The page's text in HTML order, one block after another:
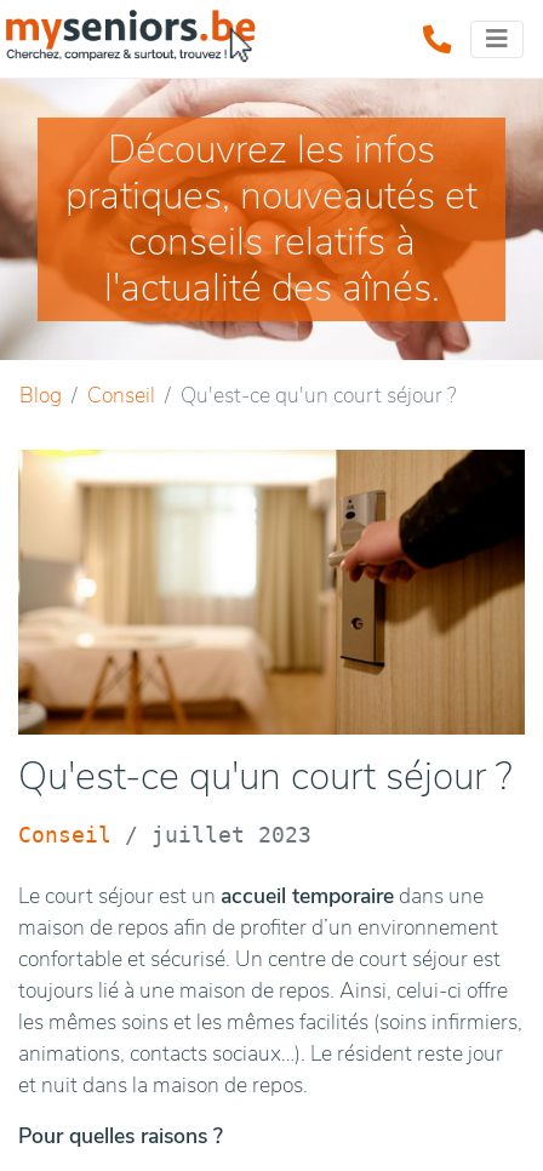
Découvrez les infos
pratiques, nouveautés et
conseils relatifs à
l'actualité des aînés.
Blog Conseil Qu'est-ce qu'un court séjour ?
Qu'est-ce qu'un court séjour ?
Conseil / juillet 2023
Le court séjour est un accueil temporaire dans une
maison de repos afin de profiter d’un environnement
confortable et sécurisé. Un centre de court séjour est
toujours lié à une maison de repos. Ainsi, celui-ci offre
les mêmes soins et les mêmes facilités (soins infirmiers,
animations, contacts sociaux…). Le résident reste jour
et nuit dans la maison de repos.
Pour quelles raisons ?